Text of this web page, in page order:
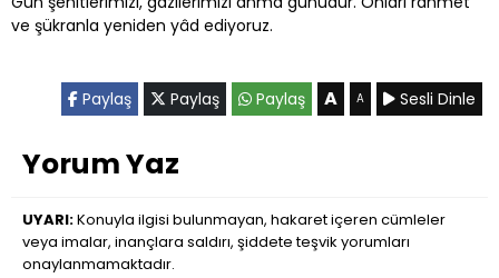
ve şükranla yeniden yâd ediyoruz.
Paylaş Paylaş Paylaş A A Sesli Dinle
Yorum Yaz
UYARI:Konuyla ilgisi bulunmayan, hakaret içeren cümleler
veya imalar, inançlara saldırı, şiddete teşvik yorumları
onaylanmamaktadır.